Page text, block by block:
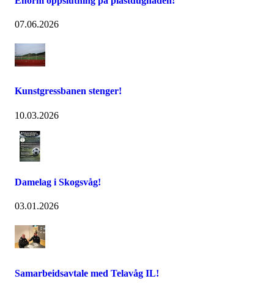
07.06.2026
Kunstgressbanen stenger!
10.03.2026
Damelag i Skogsvåg!
03.01.2026
Samarbeidsavtale med Telavåg IL!